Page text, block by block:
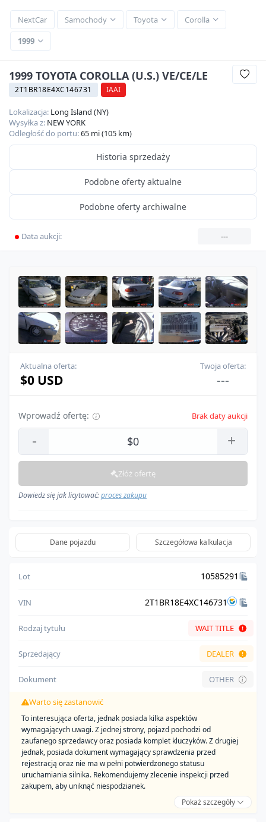
NextCar Samochody Toyota
Corolla
1999
1999 TOYOTA COROLLA (U.S.) VE/CE/LE
2T1BR18E4XC146731 IAAI
Lokalizacja: Long Island (NY)
Wysyłka z: NEW YORK
Odległość do portu:65 mi (105 km)
Historia sprzedaży
Podobne oferty aktualne
Podobne oferty archiwalne
Data aukcji:
---
Aktualna oferta:
$0 USD
Twoja oferta:
---
Wprowadź ofertę: Brak daty aukcji
- +
Złóż ofertę
Dowiedz się jak licytować:proces zakupu
Dane pojazdu Szczegółowa kalkulacja
Lot 10585291
VIN 2T1BR18E4XC146731
Rodzaj tytułu WAIT TITLE
Sprzedający DEALER
Dokument OTHER
Warto się zastanowić
To interesująca oferta, jednak posiada kilka aspektów
wymagających uwagi. Z jednej strony, pojazd pochodzi od
zaufanego sprzedawcy oraz posiada komplet kluczyków. Z drugiej
jednak, posiada dokument wymagający sprawdzenia przed
rejestracją oraz nie ma w pełni potwierdzonego statusu
uruchamiania silnika. Rekomendujemy zlecenie inspekcji przed
zakupem, aby uniknąć niespodzianek.
Pokaż szczegóły